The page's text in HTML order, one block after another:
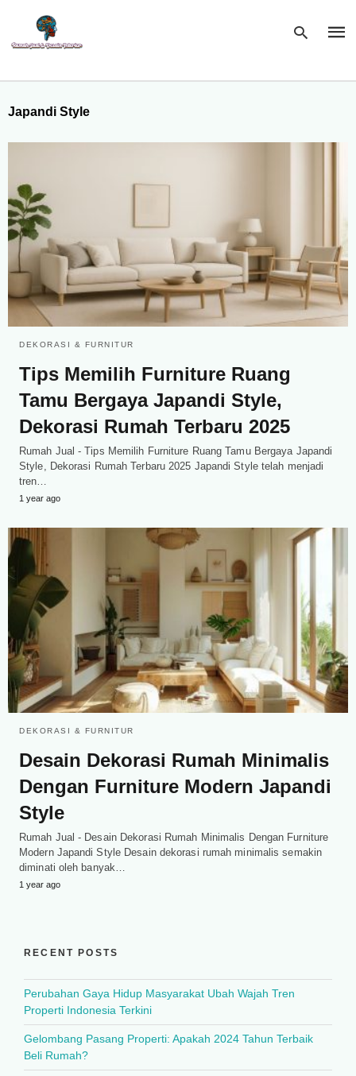
Japandi Style
DEKORASI & FURNITUR
Tips Memilih Furniture Ruang
Tamu Bergaya Japandi Style,
Dekorasi Rumah Terbaru 2025
Rumah Jual - Tips Memilih Furniture Ruang Tamu Bergaya Japandi
Style, Dekorasi Rumah Terbaru 2025 Japandi Style telah menjadi
tren…
1 year ago
DEKORASI & FURNITUR
Desain Dekorasi Rumah Minimalis
Dengan Furniture Modern Japandi
Style
Rumah Jual - Desain Dekorasi Rumah Minimalis Dengan Furniture
Modern Japandi Style Desain dekorasi rumah minimalis semakin
diminati oleh banyak…
1 year ago
RECENT POSTS
Perubahan Gaya Hidup Masyarakat Ubah Wajah Tren
Properti Indonesia Terkini
Gelombang Pasang Properti: Apakah 2024 Tahun Terbaik
Beli Rumah?